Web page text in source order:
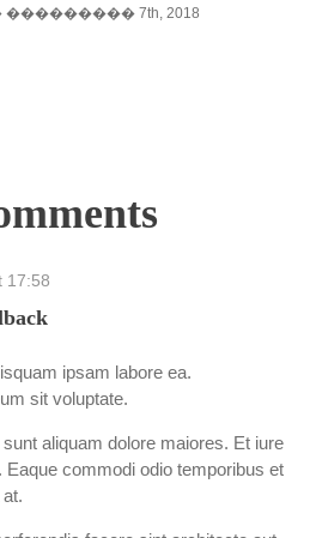
7th, 2018
17:58
ipsam labore ea.
sit voluptate.
aliquam dolore maiores. Et iure
commodi odio temporibus et